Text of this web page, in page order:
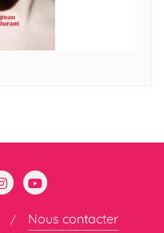
Nous contacter